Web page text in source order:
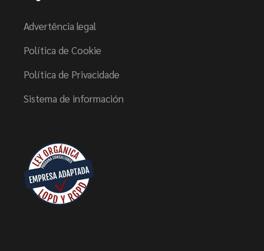
Advertência legal
Política de Cookie
Política de Privacidade
Sistema de información